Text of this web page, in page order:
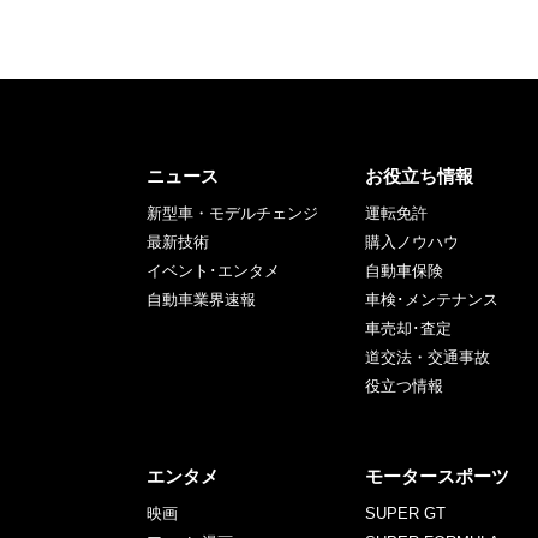
ニュース
新型車・モデルチェンジ
最新技術
イベント･エンタメ
自動車業界速報
お役立ち情報
運転免許
購入ノウハウ
自動車保険
車検･メンテナンス
車売却･査定
道交法・交通事故
役立つ情報
エンタメ
映画
モータースポーツ
SUPER GT